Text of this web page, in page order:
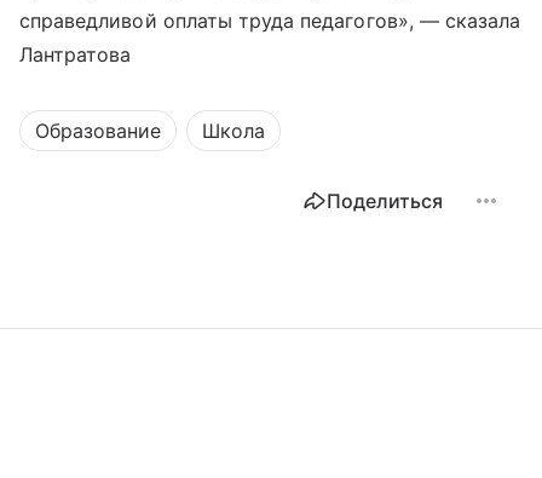
справедливой оплаты труда педагогов», — сказала
Лантратова
Образование Школа
Поделиться